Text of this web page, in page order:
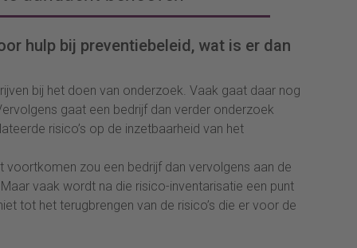
hulp bij preventiebeleid, wat is er dan
bij het doen van onderzoek. Vaak gaat daar nog
gaat een bedrijf dan verder onderzoek
risico’s op de inzetbaarheid van het
voortkomen zou een bedrijf dan vervolgens aan de
vaak wordt na die risico-inventarisatie een punt
tot het terugbrengen van de risico’s die er voor de